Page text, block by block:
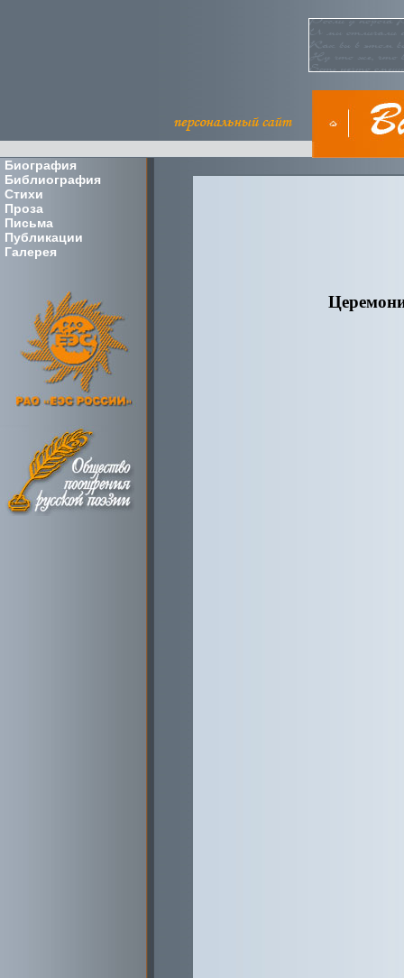
Биография
Библиография
Стихи
Проза
Письма
Публикации
Галерея